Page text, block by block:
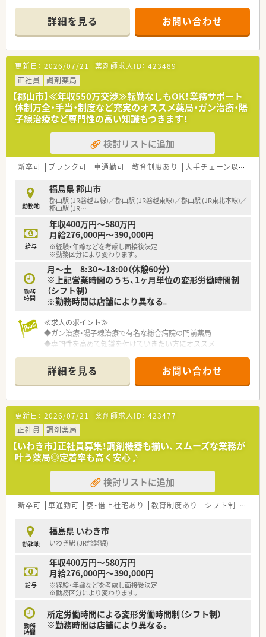
≪こんな方にオススメ≫
1．自宅通勤コースもあるため、好きな地域で長く安心して働き
たい方
2．産休育休取得後も復帰してお仕事がしたい方
3．穏やかな社風で患者様に寄り添った対応をしたい人
＼長く働ける環境が整備されています／
◆入社時から有給の付与あり！（※入社時期により日数変動あり）
◆有給休暇の申請は1時間単位より取得OK
◆産休育休後の復帰率は100％
◆残業は1分単位から申請可能
≪企業特徴について≫
・北海道・東北・関東・新潟・東海・関西に200店舗近くの調剤薬局
・調剤薬局の運営のみならず、介護事業・健康食品事業・ジム運営
なども運営。
・全国コース、エリアコースなど、ご自身の状況に応じて選択が可
能です。
・離職率もわずか5%とこの業界では非常に低く幅広い年齢の方
が活躍されています。
・ほぼ全店でピッキングサポートシステムを導入し店舗に合わせ
た調剤機器を設置。
詳細を見る お問い合わせ
更新日： 2026/07/21 薬剤師求人ID： 423489
正社員
調剤薬局
【郡山市】≪年収550万交渉≫転勤なしもOK！業務サポート
体制万全・手当・制度など充実のオススメ薬局・ガン治療・陽
子線治療など専門性の高い知識もつきます！
検討リストに追加
新卒可 ブランク可 車通勤可 教育制度あり 大手チェーン以外
勤務地
福島県 郡山市
郡山駅 (JR磐越西線)／郡山駅 (JR磐越東線)／郡山駅 (JR東北本線)／
郡山駅 (JR…
給与
年収400万円～580万円
月給276,000円～390,000円
※経験・年齢などを考慮し面接後決定
※勤務区分により変わります。
勤務
時間
月～土 8:30～18:00（休憩60分）
※上記営業時間のうち、1ヶ月単位の変形労働時間制
（シフト制）
※勤務時間は店舗により異なる。
≪求人のポイント≫
◆ガン治療・陽子線治療で有名な総合病院の門前薬局
◆専門性を高めて知識を付けていきたい方にオススメ
お仕事したい方にも◎
≪こんな方にオススメ≫
1．自宅通勤コースもあるため、好きな地域で長く安心して働き
たい方
2．産休育休取得後も復帰してお仕事がしたい方
3．穏やかな社風で患者様に寄り添った対応をしたい人
＼長く働ける環境が整備されています／
◆入社時から有給の付与あり！（※入社時期により日数変動あり）
◆有給休暇の申請は1時間単位より取得OK
◆産休育休後の復帰率は100％
◆残業は1分単位から申請可能
・北海道・東北・関東・新潟・東海・関西に200店舗近くの調剤薬局
を展開。
・調剤薬局の運営のみならず、介護事業・健康食品事業・ジム運営
なども運営。
・全国コース、エリアコースなど、ご自身の状況に応じて選択が可
能です。
・離職率もわずか5%とこの業界では非常に低く幅広い年齢の方
・ほぼ全店でピッキングサポートシステムを導入し店舗に合わせ
た調剤機器を設置。
詳細を見る お問い合わせ
更新日： 2026/07/21 薬剤師求人ID： 423477
正社員
調剤薬局
【いわき市】正社員募集！調剤機器も揃い、スムーズな業務が
叶う薬局◎定着率も高く安心♪
検討リストに追加
新卒可 車通勤可 寮・借上社宅あり 教育制度あり シフト制 ヘル
勤務地
福島県 いわき市
いわき駅 (JR常磐線)
給与
年収400万円～580万円
月給276,000円～390,000円
※経験・年齢などを考慮し面接後決定
※勤務区分により変わります。
勤務
時間
所定労働時間による変形労働時間制（シフト制）
※勤務時間は店舗により異なる。